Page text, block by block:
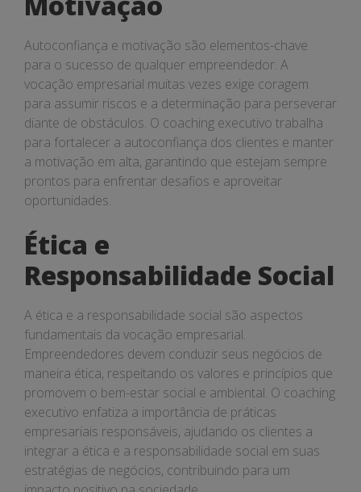
Autoconfiança e motivação são elementos-chave
para o sucesso de qualquer empreendedor. A
vocação empresarial muitas vezes exige coragem
para assumir riscos e a determinação para perseverar
diante de obstáculos. O coaching executivo trabalha
para fortalecer a autoconfiança dos clientes e manter
a motivação em alta, garantindo que estejam sempre
prontos para enfrentar desafios e aproveitar
oportunidades.
Ética e
Responsabilidade Social
A ética e a responsabilidade social são aspectos
fundamentais da vocação empresarial.
Empreendedores devem conduzir seus negócios de
maneira ética, respeitando os valores e princípios que
promovem o bem-estar social e ambiental. O coaching
executivo enfatiza a importância de práticas
empresariais responsáveis, ajudando os clientes a
integrar a ética e a responsabilidade social em suas
estratégias de negócios, contribuindo para um